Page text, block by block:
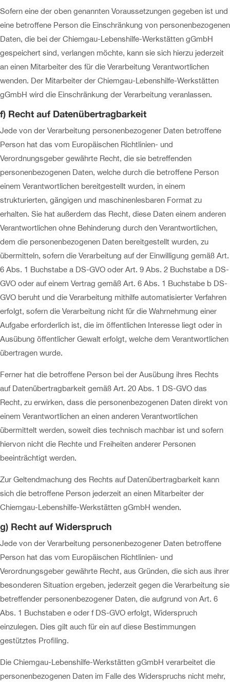
Sofern eine der oben genannten Voraussetzungen gegeben ist und
eine betroffene Person die Einschränkung von personenbezogenen
Daten, die bei der Chiemgau-Lebenshilfe-Werkstätten gGmbH
gespeichert sind, verlangen möchte, kann sie sich hierzu jederzeit
an einen Mitarbeiter des für die Verarbeitung Verantwortlichen
wenden. Der Mitarbeiter der Chiemgau-Lebenshilfe-Werkstätten
gGmbH wird die Einschränkung der Verarbeitung veranlassen.
f) Recht auf Datenübertragbarkeit
Jede von der Verarbeitung personenbezogener Daten betroffene
Person hat das vom Europäischen Richtlinien- und
Verordnungsgeber gewährte Recht, die sie betreffenden
personenbezogenen Daten, welche durch die betroffene Person
einem Verantwortlichen bereitgestellt wurden, in einem
strukturierten, gängigen und maschinenlesbaren Format zu
erhalten. Sie hat außerdem das Recht, diese Daten einem anderen
Verantwortlichen ohne Behinderung durch den Verantwortlichen,
dem die personenbezogenen Daten bereitgestellt wurden, zu
übermitteln, sofern die Verarbeitung auf der Einwilligung gemäß Art.
6 Abs. 1 Buchstabe a DS-GVO oder Art. 9 Abs. 2 Buchstabe a DS-
GVO oder auf einem Vertrag gemäß Art. 6 Abs. 1 Buchstabe b DS-
GVO beruht und die Verarbeitung mithilfe automatisierter Verfahren
erfolgt, sofern die Verarbeitung nicht für die Wahrnehmung einer
Aufgabe erforderlich ist, die im öffentlichen Interesse liegt oder in
Ausübung öffentlicher Gewalt erfolgt, welche dem Verantwortlichen
übertragen wurde.
Ferner hat die betroffene Person bei der Ausübung ihres Rechts
auf Datenübertragbarkeit gemäß Art. 20 Abs. 1 DS-GVO das
Recht, zu erwirken, dass die personenbezogenen Daten direkt von
einem Verantwortlichen an einen anderen Verantwortlichen
übermittelt werden, soweit dies technisch machbar ist und sofern
hiervon nicht die Rechte und Freiheiten anderer Personen
beeinträchtigt werden.
Zur Geltendmachung des Rechts auf Datenübertragbarkeit kann
sich die betroffene Person jederzeit an einen Mitarbeiter der
Chiemgau-Lebenshilfe-Werkstätten gGmbH wenden.
g) Recht auf Widerspruch
Jede von der Verarbeitung personenbezogener Daten betroffene
Person hat das vom Europäischen Richtlinien- und
Verordnungsgeber gewährte Recht, aus Gründen, die sich aus ihrer
besonderen Situation ergeben, jederzeit gegen die Verarbeitung sie
betreffender personenbezogener Daten, die aufgrund von Art. 6
Abs. 1 Buchstaben e oder f DS-GVO erfolgt, Widerspruch
einzulegen. Dies gilt auch für ein auf diese Bestimmungen
gestütztes Profiling.
Die Chiemgau-Lebenshilfe-Werkstätten gGmbH verarbeitet die
personenbezogenen Daten im Falle des Widerspruchs nicht mehr,